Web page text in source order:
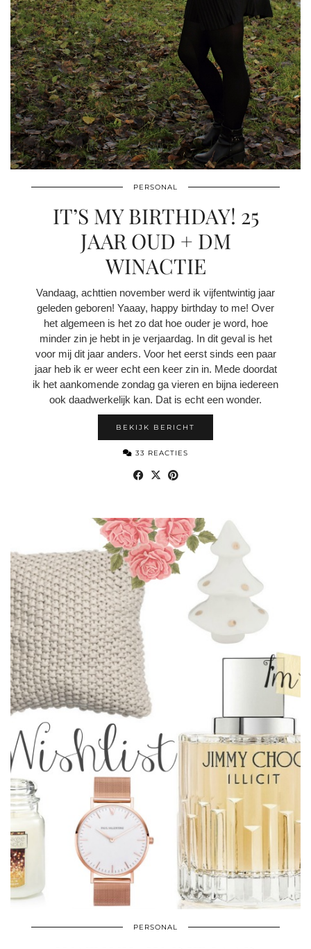
PERSONAL
IT’S MY BIRTHDAY! 25
JAAR OUD + DM
WINACTIE
Vandaag, achttien november werd ik vijfentwintig jaar
geleden geboren! Yaaay, happy birthday to me! Over
het algemeen is het zo dat hoe ouder je word, hoe
minder zin je hebt in je verjaardag. In dit geval is het
voor mij dit jaar anders. Voor het eerst sinds een paar
jaar heb ik er weer echt een keer zin in. Mede doordat
ik het aankomende zondag ga vieren en bijna iedereen
ook daadwerkelijk kan. Dat is echt een wonder.
BEKIJK BERICHT
33 REACTIES
PERSONAL